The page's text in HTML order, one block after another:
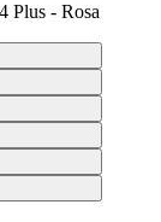
Plus - Rosa